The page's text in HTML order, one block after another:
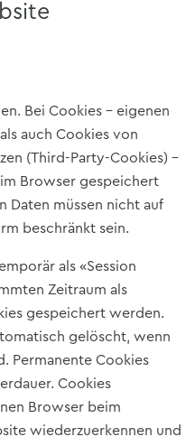
Bei Cookies – eigenen
auch Cookies von
(Third-Party-Cookies) –
Browser gespeichert
Daten müssen nicht auf
beschränkt sein.
als «Session
Zeitraum als
gespeichert werden.
gelöscht, wenn
Permanente Cookies
Cookies
Browser beim
wiederzuerkennen und